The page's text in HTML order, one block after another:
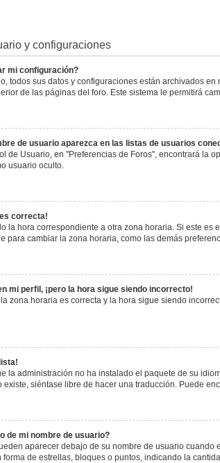
y configuraciones
mi configuración?
todos sus datos y configuraciones están archivados
de las páginas del foro. Este sistema le permitirá
de usuario aparezca en las listas de usuarios
de Usuario, en "Preferencias de Foros", encontrará la
usuario oculto.
correcta!
la hora correspondiente a otra zona horaria. Si este
para cambiar la zona horaria, como las demás
mi perfil, ¡pero la hora sigue siendo incorrecto!
zona horaria es correcta y la hora sigue siendo
la administración no ha instalado el paquete de su
existe, siéntase libre de hacer una traducción. Puede
de mi nombre de usuario?
aparecer debajo de su nombre de usuario
de estrellas, bloques o puntos, indicando la